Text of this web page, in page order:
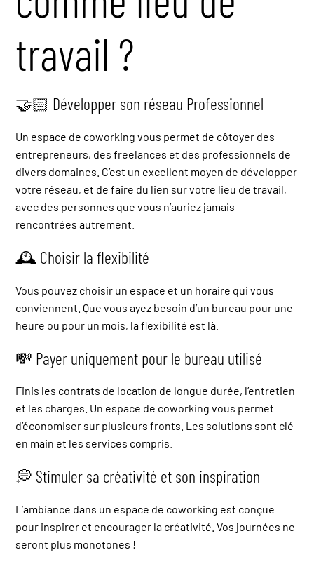
travail ?
🤝🏻 Développer son réseau Professionnel
Un espace de coworking vous permet de côtoyer des
entrepreneurs, des freelances et des professionnels de
divers domaines. C’est un excellent moyen de développer
votre réseau, et de faire du lien sur votre lieu de travail,
avec des personnes que vous n’auriez jamais
rencontrées autrement.
🕰 Choisir la flexibilité
Vous pouvez choisir un espace et un horaire qui vous
conviennent. Que vous ayez besoin d’un bureau pour une
heure ou pour un mois, la flexibilité est là.
💸 Payer uniquement pour le bureau utilisé
Finis les contrats de location de longue durée, l’entretien
et les charges. Un espace de coworking vous permet
d’économiser sur plusieurs fronts. Les solutions sont clé
en main et les services compris.
💭 Stimuler sa créativité et son inspiration
L’ambiance dans un espace de coworking est conçue
pour inspirer et encourager la créativité. Vos journées ne
seront plus monotones !